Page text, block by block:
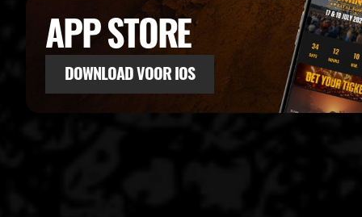
APP STORE
DOWNLOAD VOOR IOS